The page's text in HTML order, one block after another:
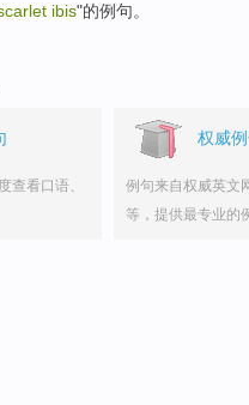
ibis"的例句。
查看口语、
权威
例句来自权威英文
等，提供最专业的